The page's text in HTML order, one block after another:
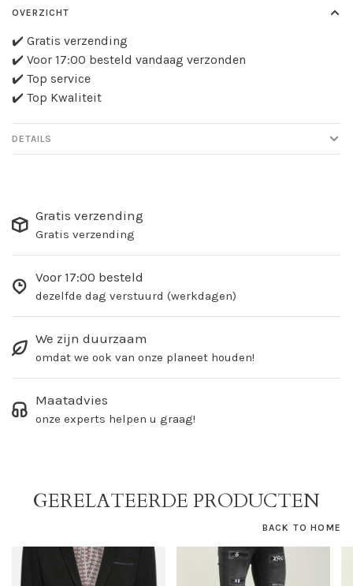
OVERZICHT
✔️ Gratis verzending
✔️ Voor 17:00 besteld vandaag verzonden
✔️ Top service
✔️ Top Kwaliteit
DETAILS
Gratis verzending
Gratis verzending
Voor 17:00 besteld
dezelfde dag verstuurd (werkdagen)
We zijn duurzaam
omdat we ook van onze planeet houden!
Maatadvies
onze experts helpen u graag!
GERELATEERDE PRODUCTEN
BACK TO HOME